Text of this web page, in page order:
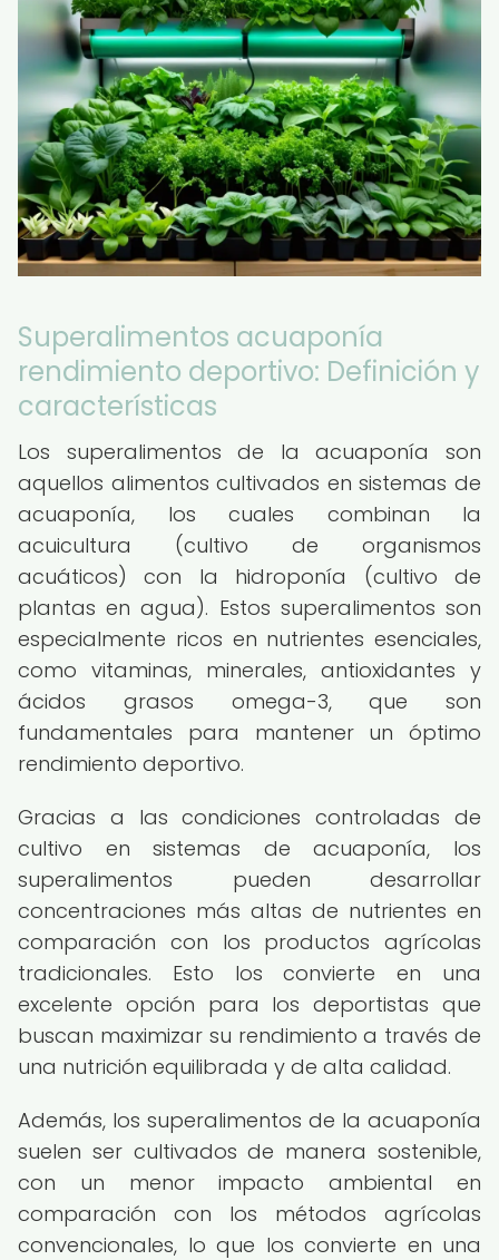
Superalimentos acuaponía
rendimiento deportivo: Definición y
características
Los superalimentos de la acuaponía son
aquellos alimentos cultivados en sistemas de
acuaponía, los cuales combinan la
acuicultura (cultivo de organismos
acuáticos) con la hidroponía (cultivo de
plantas en agua). Estos superalimentos son
especialmente ricos en nutrientes esenciales,
como vitaminas, minerales, antioxidantes y
ácidos grasos omega-3, que son
fundamentales para mantener un óptimo
rendimiento deportivo.
Gracias a las condiciones controladas de
cultivo en sistemas de acuaponía, los
superalimentos pueden desarrollar
concentraciones más altas de nutrientes en
comparación con los productos agrícolas
tradicionales. Esto los convierte en una
excelente opción para los deportistas que
buscan maximizar su rendimiento a través de
una nutrición equilibrada y de alta calidad.
Además, los superalimentos de la acuaponía
suelen ser cultivados de manera sostenible,
con un menor impacto ambiental en
comparación con los métodos agrícolas
convencionales, lo que los convierte en una